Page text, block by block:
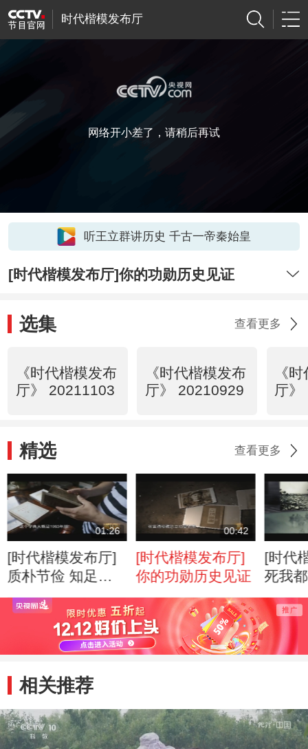
时代楷模发布厅
网络开小差了，请稍后再试
听王立群讲历史 千古一帝秦始皇
[时代楷模发布厅]你的功勋历史见证
选集 查看更多
《时代楷模发布
厅》 20211103
《时代楷模发布
厅》 20210929
《
厅》
精选 查看更多
01:26
[时代楷模发布厅]
质朴节俭 知足常
乐
00:42
[时代楷模发布厅]
你的功勋历史见证
[时代
死我
怕苦？
相关推荐